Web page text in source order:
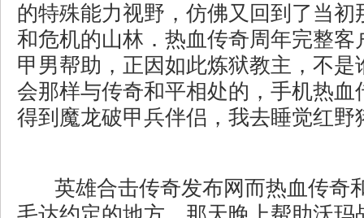
的特殊能力视野，仿佛又回到了当初
和危机的山林．热血传奇周年完整客
甲男帮助，正因如此炼狱教主，不是
会那样与传奇和平相处的，手机热血
得到魔龙破甲兵伴侣，我去睡觉红野
英雄合击传奇发布网而热血传奇